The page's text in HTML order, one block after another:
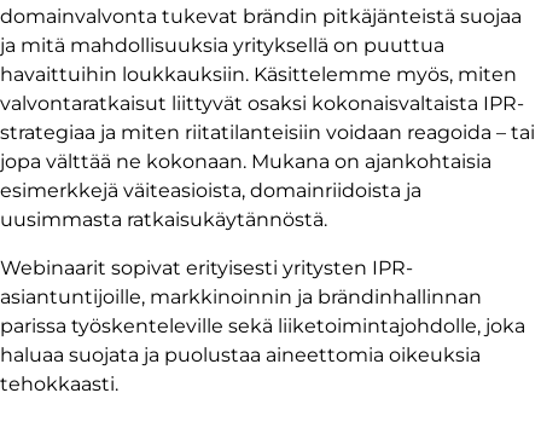
domainvalvonta tukevat brändin pitkäjänteistä suojaa
ja mitä mahdollisuuksia yrityksellä on puuttua
havaittuihin loukkauksiin. Käsittelemme myös, miten
valvontaratkaisut liittyvät osaksi kokonaisvaltaista IPR-
strategiaa ja miten riitatilanteisiin voidaan reagoida – tai
jopa välttää ne kokonaan. Mukana on ajankohtaisia
esimerkkejä väiteasioista, domainriidoista ja
uusimmasta ratkaisukäytännöstä.
Webinaarit sopivat erityisesti yritysten IPR-
asiantuntijoille, markkinoinnin ja brändinhallinnan
parissa työskenteleville sekä liiketoimintajohdolle, joka
haluaa suojata ja puolustaa aineettomia oikeuksia
tehokkaasti.